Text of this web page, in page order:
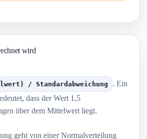
wird
/ Standardabweichung
. Ein
dass der Wert 1,5
über dem Mittelwert liegt.
geht von einer Normalverteilung